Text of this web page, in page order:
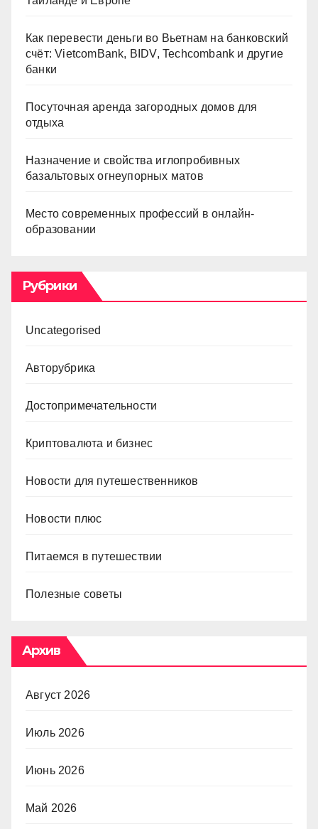
Как перевести деньги во Вьетнам на банковский
счёт: VietcomBank, BIDV, Techcombank и другие
банки
Посуточная аренда загородных домов для
отдыха
Назначение и свойства иглопробивных
базальтовых огнеупорных матов
Место современных профессий в онлайн-
образовании
Рубрики
Uncategorised
Авторубрика
Достопримечательности
Криптовалюта и бизнес
Новости для путешественников
Новости плюс
Питаемся в путешествии
Полезные советы
Архив
Август 2026
Июль 2026
Июнь 2026
Май 2026